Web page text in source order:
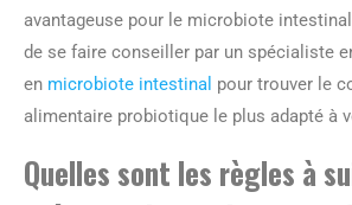
avantageuse pour le microbiote
de se faire conseiller par un spécialiste
en microbiote intestinal pour trouver le
alimentaire probiotique le plus adapté à
Quelles sont les règles à